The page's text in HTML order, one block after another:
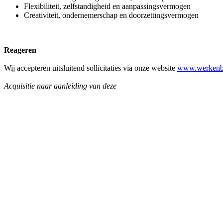
Flexibiliteit, zelfstandigheid en aanpassingsvermogen
Creativiteit, ondernemerschap en doorzettingsvermogen
Reageren
Wij accepteren uitsluitend sollicitaties via onze website
Acquisitie naar aanleiding van deze